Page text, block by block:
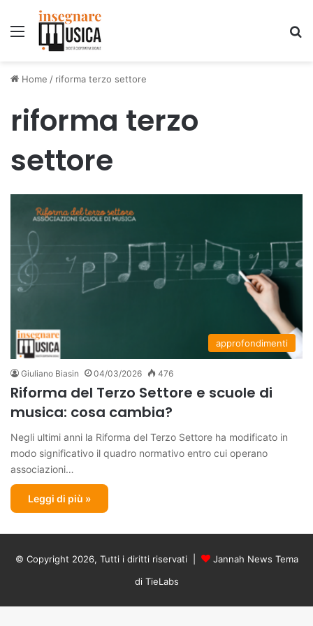
Menu
Home / riforma terzo settore
riforma terzo
settore
approfondimenti
Giuliano Biasin 04/03/2026 476
Riforma del Terzo Settore e scuole di
musica: cosa cambia?
Negli ultimi anni la Riforma del Terzo Settore ha modificato in
modo significativo il quadro normativo entro cui operano
associazioni…
Leggi di più »
© Copyright 2026, Tutti i diritti riservati |
Jannah News Tema
di TieLabs